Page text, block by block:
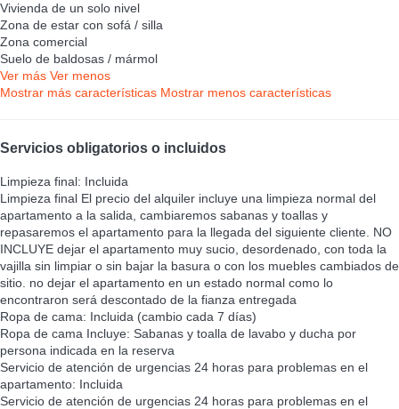
Vivienda de un solo nivel
Zona de estar con sofá / silla
Zona comercial
Suelo de baldosas / mármol
Ver más Ver menos
Mostrar más características Mostrar menos características
Servicios obligatorios o incluidos
Limpieza final: Incluida
Limpieza final El precio del alquiler incluye una limpieza normal del
apartamento a la salida, cambiaremos sabanas y toallas y
repasaremos el apartamento para la llegada del siguiente cliente. NO
INCLUYE dejar el apartamento muy sucio, desordenado, con toda la
vajilla sin limpiar o sin bajar la basura o con los muebles cambiados de
sitio. no dejar el apartamento en un estado normal como lo
encontraron será descontado de la fianza entregada
Ropa de cama: Incluida (cambio cada 7 días)
Ropa de cama Incluye: Sabanas y toalla de lavabo y ducha por
persona indicada en la reserva
Servicio de atención de urgencias 24 horas para problemas en el
apartamento: Incluida
Servicio de atención de urgencias 24 horas para problemas en el